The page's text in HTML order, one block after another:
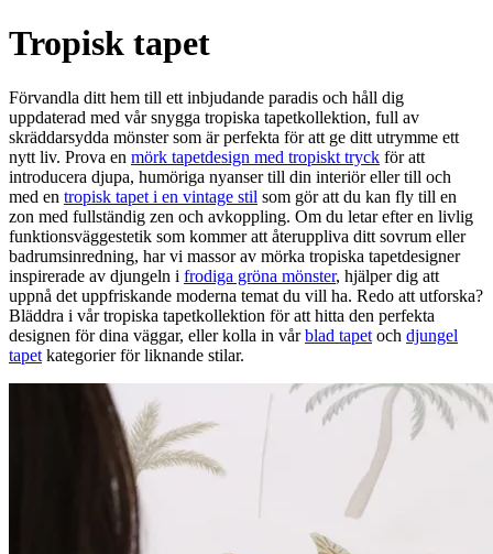
Tropisk tapet
Förvandla ditt hem till ett inbjudande paradis och håll dig
uppdaterad med vår snygga tropiska tapetkollektion, full av
skräddarsydda mönster som är perfekta för att ge ditt utrymme ett
nytt liv. Prova en mörk tapetdesign med tropiskt tryck för att
introducera djupa, humöriga nyanser till din interiör eller till och
med en tropisk tapet i en vintage stil som gör att du kan fly till en
zon med fullständig zen och avkoppling. Om du letar efter en livlig
funktionsväggestetik som kommer att återuppliva ditt sovrum eller
badrumsinredning, har vi massor av mörka tropiska tapetdesigner
inspirerade av djungeln i frodiga gröna mönster, hjälper dig att
uppnå det uppfriskande moderna temat du vill ha. Redo att utforska?
Bläddra i vår tropiska tapetkollektion för att hitta den perfekta
designen för dina väggar, eller kolla in vårblad tapet och djungel
tapet kategorier för liknande stilar.